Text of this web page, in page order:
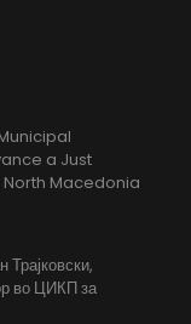
a Just
North Macedonia
Трајковски,
во ЦИКП за